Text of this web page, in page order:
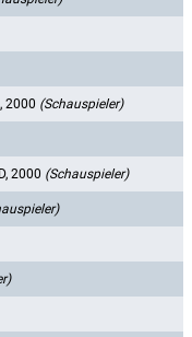
2000 (Schauspieler)
2000 (Schauspieler)